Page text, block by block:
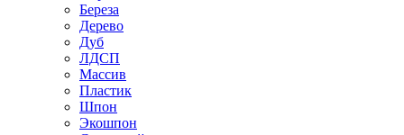
Береза
Дерево
Дуб
ЛДСП
Массив
Пластик
Шпон
Экошпон